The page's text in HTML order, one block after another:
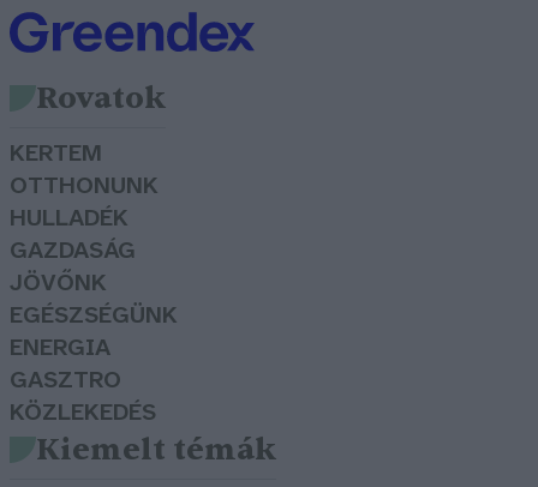
Rovatok
KERTEM
OTTHONUNK
HULLADÉK
GAZDASÁG
JÖVŐNK
EGÉSZSÉGÜNK
ENERGIA
GASZTRO
KÖZLEKEDÉS
Kiemelt témák